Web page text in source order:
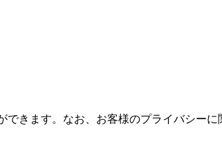
きます。なお、お客様のプライバシーに